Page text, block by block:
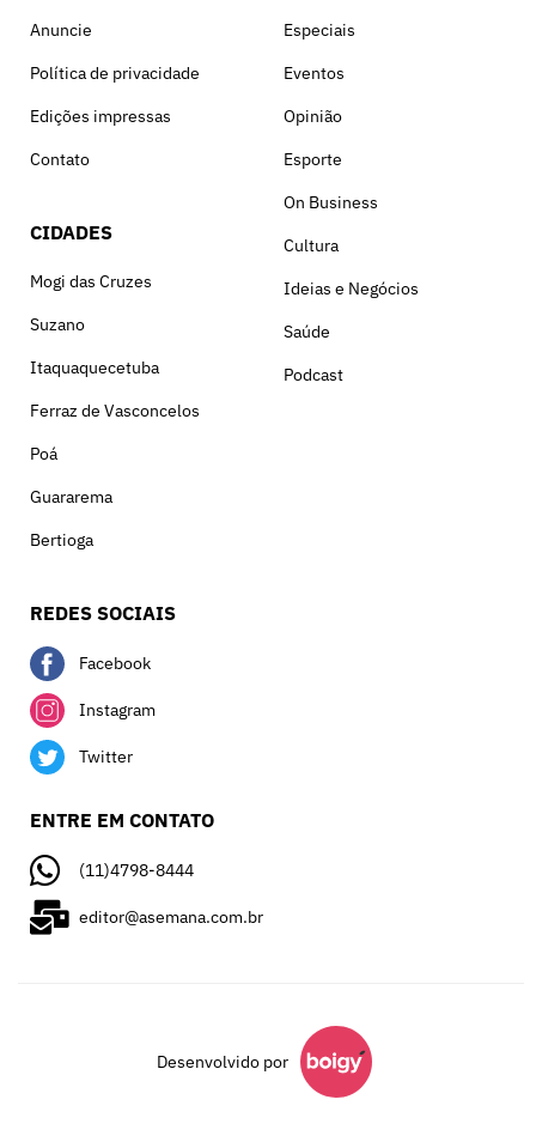
Anuncie
Política de privacidade
Edições impressas
Contato
CIDADES
Mogi das Cruzes
Suzano
Itaquaquecetuba
Ferraz de Vasconcelos
Poá
Guararema
Bertioga
Especiais
Eventos
Opinião
Esporte
On Business
Cultura
Ideias e Negócios
Saúde
Podcast
REDES SOCIAIS
Facebook
Instagram
Twitter
ENTRE EM CONTATO
(11)4798-8444
editor@asemana.com.br
Desenvolvido por